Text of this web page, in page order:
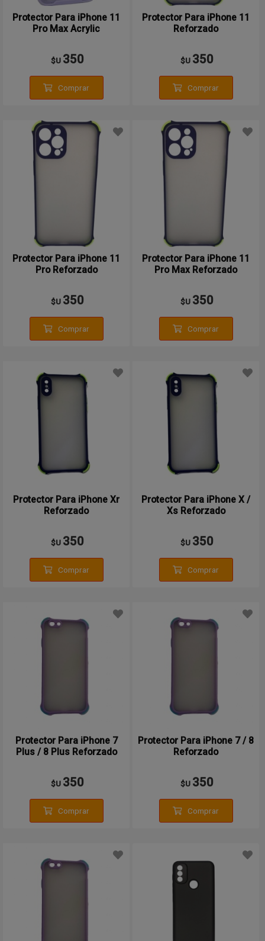
Protector Para iPhone 11
Pro Max Acrylic
$U 350
Comprar
Protector Para iPhone 11
Reforzado
$U 350
Comprar
Protector Para iPhone 11
Pro Reforzado
$U 350
Comprar
Protector Para iPhone 11
Pro Max Reforzado
$U 350
Comprar
Protector Para iPhone Xr
Reforzado
$U 350
Comprar
Protector Para iPhone X /
Xs Reforzado
$U 350
Comprar
Protector Para iPhone 7
Plus / 8 Plus Reforzado
$U 350
Comprar
Protector Para iPhone 7 / 8
Reforzado
$U 350
Comprar